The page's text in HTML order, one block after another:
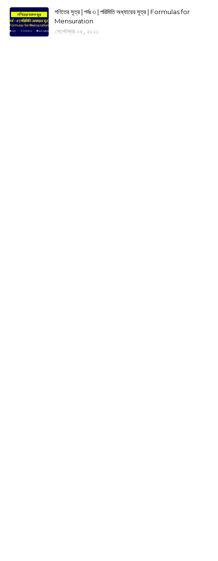
গণিতের সূত্র | পর্বঃ ৩ | পরিমিতি অধ্যায়ের সূত্র | Formulas for
Mensuration
সেপ্টেম্বর ০৫, ২০২১